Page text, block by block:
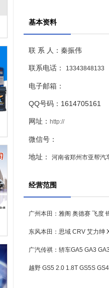
基本资料
联 系 人：秦振伟
联系电话： 13343848133
电子邮箱：
QQ号码：1614705161
网址： http://
微信号：
地址： 河南省郑州市亚帮汽
经营范围
广州本田：雅阁 奥德赛 飞度
东风本田：思域 CRV 艾力绅
广汽传祺：轿车GA5 GA3
越野 GS5 2.0 1.8T GS5S GS4